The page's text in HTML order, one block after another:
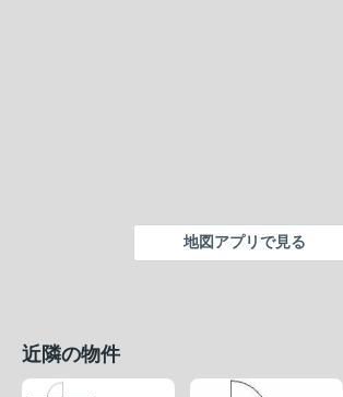
地図アプリで見る
近隣の物件